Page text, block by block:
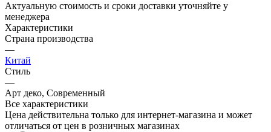
Актуальную стоимость и сроки доставки уточняйте у
менеджера
Характеристики
Страна производства
—
Китай
Стиль
—
Арт деко, Современный
Все характеристики
Цена действительна только для интернет-магазина и может
отличаться от цен в розничных магазинах